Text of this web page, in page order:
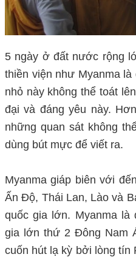
5 ngày ở đất nước rộng
thiền viện như Myanma
nhỏ này không thể toát
đại và đáng yêu này.
những quan sát không
dùng bút mực để viết ra.
Myanma giáp biên với
Ấn Độ, Thái Lan, Lào và
quốc gia lớn. Myanma
gia lớn thứ 2 Đông Nam
cuốn hút lạ kỳ bởi lòng tín